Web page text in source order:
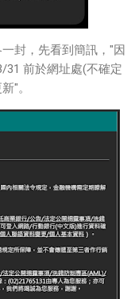
封，先看到簡訊，"因
31 前於網址處(不確定
"。